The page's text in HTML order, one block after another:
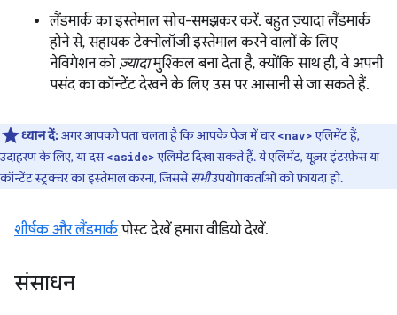
लैंडमार्क का इस्तेमाल सोच-समझकर करें. बहुत ज़्यादा लैंडमार्क
होने से, सहायक टेक्नोलॉजी इस्तेमाल करने वालों के लिए
नेविगेशन कोज़्यादामुश्किल बना देता है, क्योंकि साथ ही, वे अपनी
पसंद का कॉन्टेंट देखने के लिए उस पर आसानी से जा सकते हैं.
ध्यान दें:अगर आपको पता चलता है कि आपके पेज में चार<nav>एलिमेंट हैं,
उदाहरण के लिए, या दस<aside>एलिमेंट दिखा सकते हैं. ये एलिमेंट, यूज़र इंटरफ़ेस या
कॉन्टेंट स्ट्रक्चर का इस्तेमाल करना, जिससेसभीउपयोगकर्ताओं को फ़ायदा हो.
शीर्षक और लैंडमार्कपोस्ट देखें हमारा वीडियो देखें.
संसाधन